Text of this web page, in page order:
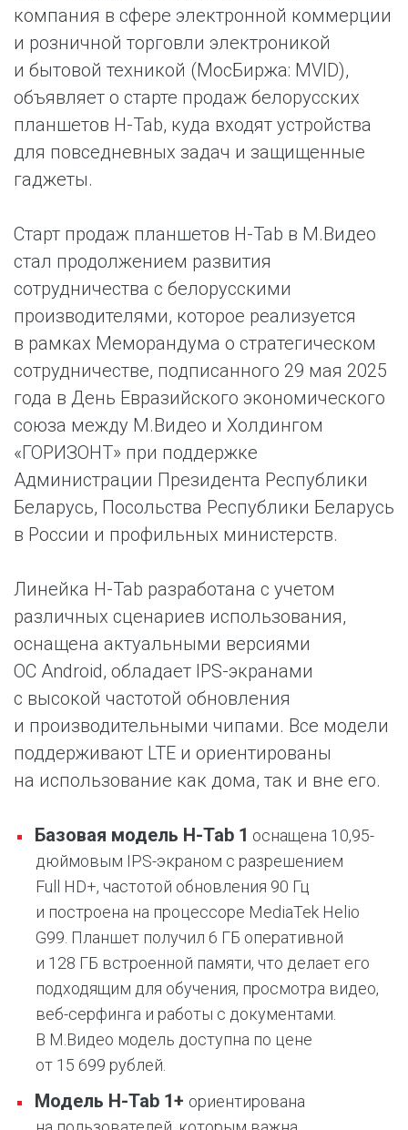
компания в сфере электронной коммерции
и розничной торговли электроникой
и бытовой техникой (МосБиржа: MVID),
объявляет о старте продаж белорусских
планшетов H-Tab, куда входят устройства
для повседневных задач и защищенные
гаджеты.
Старт продаж планшетов H-Tab в М.Видео
стал продолжением развития
сотрудничества с белорусскими
производителями, которое реализуется
в рамках Меморандума о стратегическом
сотрудничестве, подписанного 29 мая 2025
года в День Евразийского экономического
союза между М.Видео и Холдингом
«ГОРИЗОНТ» при поддержке
Администрации Президента Республики
Беларусь, Посольства Республики Беларусь
в России и профильных министерств.
Линейка H-Tab разработана с учетом
различных сценариев использования,
оснащена актуальными версиями
ОС Android, обладает IPS-экранами
с высокой частотой обновления
и производительными чипами. Все модели
поддерживают LTE и ориентированы
на использование как дома, так и вне его.
Базовая модель H-Tab 1 оснащена 10,95-
дюймовым IPS-экраном с разрешением
Full HD+, частотой обновления 90 Гц
и построена на процессоре MediaTek Helio
G99. Планшет получил 6 ГБ оперативной
и 128 ГБ встроенной памяти, что делает его
подходящим для обучения, просмотра видео,
веб-серфинга и работы с документами.
В М.Видео модель доступна по цене
от 15 699 рублей.
Модель H-Tab 1+ ориентирована